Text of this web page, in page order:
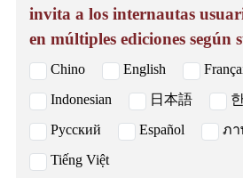
invita a los internautas
en múltiples ediciones según
Chino English
Indonesian
日本語
Русский
Español
ภา
Tiếng Việt